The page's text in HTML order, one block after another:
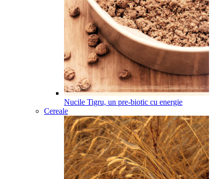
Nucile Tigru, un pre-biotic cu energie
Cereale